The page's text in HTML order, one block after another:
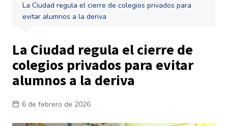
La Ciudad regula el cierre de colegios privados para
evitar alumnos a la deriva
La Ciudad regula el cierre de
colegios privados para evitar
alumnos a la deriva
6 de febrero de 2026